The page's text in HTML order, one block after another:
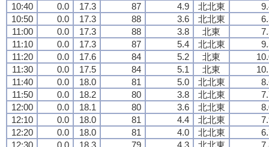
10:40
0.0 17.3 87 4.9 北北東
10:50
0.0 17.3 88 3.6 北北東
11:00
0.0 17.3 88 3.8 北東
11:10
0.0 17.3 87 5.4 北北東
11:20
0.0 17.6 84 5.2 北東
11:30
0.0 17.5 84 5.1 北東
11:40
0.0 18.0 81 5.0 北北東
11:50
0.0 18.2 80 3.8 北北東
12:00
0.0 18.1 80 3.6 北北東
12:10
0.0 18.0 81 4.4 北北東
12:20
0.0 18.0 81 4.0 北北東
12:30
0.0 18.3 79 4.3 北北東